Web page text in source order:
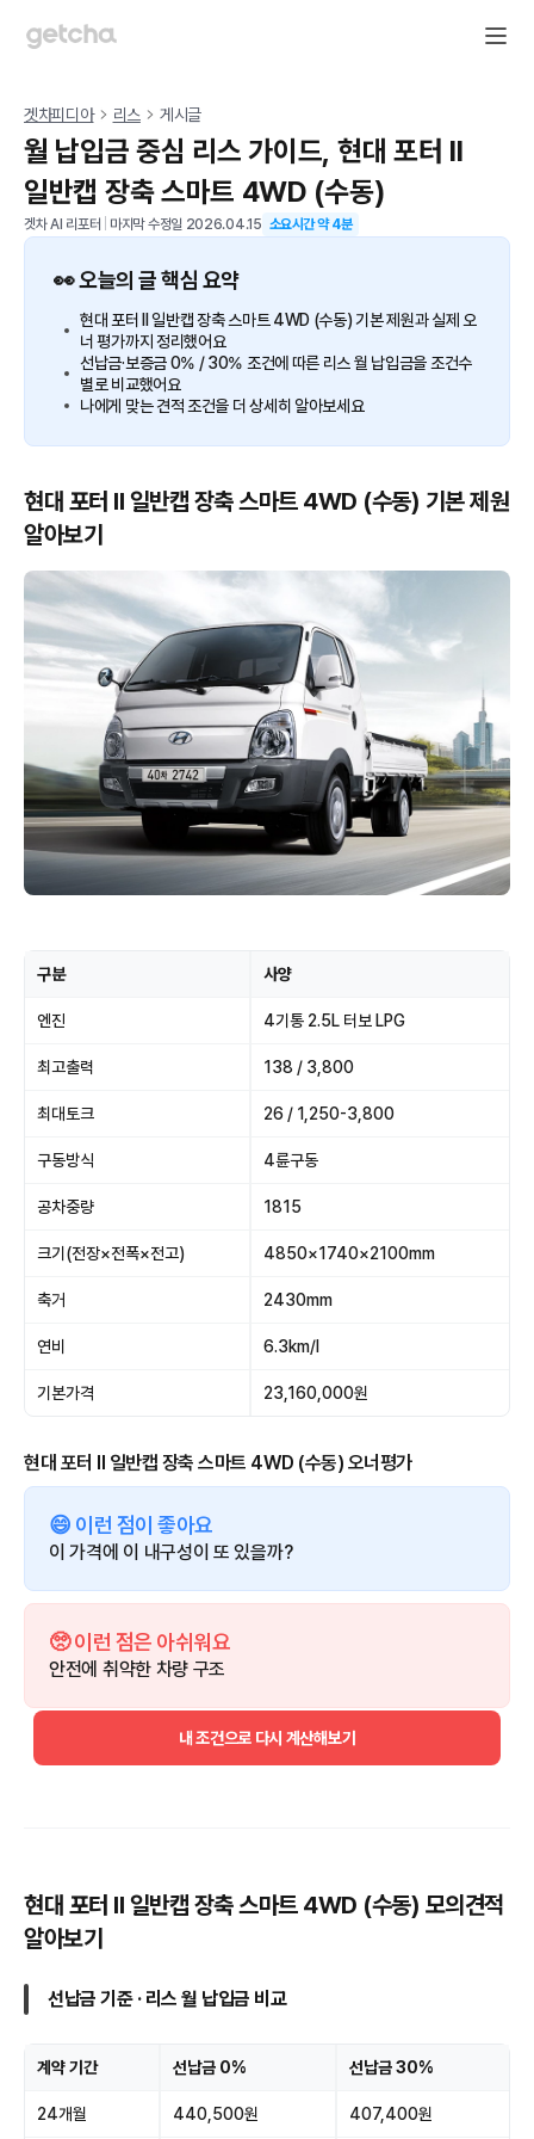
겟차피디아 리스 게시글
월 납입금 중심 리스 가이드, 현대 포터 II
일반캡 장축 스마트 4WD (수동)
겟차 AI 리포터 마지막 수정일 2026.04.15 소요시간 약4분
👀 오늘의 글 핵심 요약
현대 포터 II 일반캡 장축 스마트 4WD (수동) 기본 제원과 실제 오
너 평가까지 정리했어요
선납금·보증금 0% / 30% 조건에 따른 리스 월 납입금을 조건수
별로 비교했어요
나에게 맞는 견적 조건을 더 상세히 알아보세요
현대 포터 II 일반캡 장축 스마트 4WD (수동) 기본 제원
알아보기
구분 사양
엔진 4기통 2.5L 터보 LPG
최고출력 138 / 3,800
최대토크 26 / 1,250-3,800
구동방식 4륜구동
공차중량 1815
크기(전장×전폭×전고) 4850×1740×2100mm
축거 2430mm
연비 6.3km/l
기본가격 23,160,000원
현대 포터 II 일반캡 장축 스마트 4WD (수동) 오너평가
😄 이런 점이 좋아요
이 가격에 이 내구성이 또 있을까?
🥺 이런 점은 아쉬워요
안전에 취약한 차량 구조
내 조건으로 다시 계산해보기
현대 포터 II 일반캡 장축 스마트 4WD (수동) 모의견적
알아보기
선납금 기준 · 리스 월 납입금 비교
계약 기간 선납금 0% 선납금 30%
24개월 440,500원 407,400원